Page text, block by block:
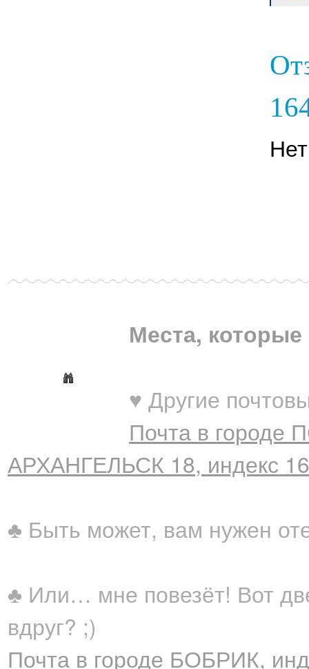
Места, которые
♥ Другие
Почта в городе
АРХАНГЕЛЬСК 18, индекс
♣ Быть может, вам нужен
♣ Или… мне повезёт! Вот
вдруг? ;)
Почта в городе БОБРИК,